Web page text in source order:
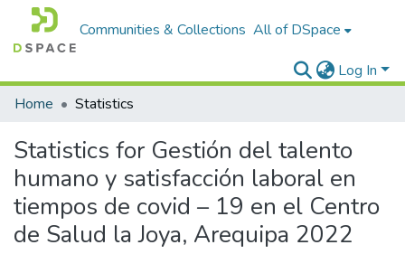
Communities & Collections All of DSpace
Log In
Home
Statistics
Statistics for Gestión del talento
humano y satisfacción laboral en
tiempos de covid – 19 en el Centro
de Salud la Joya, Arequipa 2022